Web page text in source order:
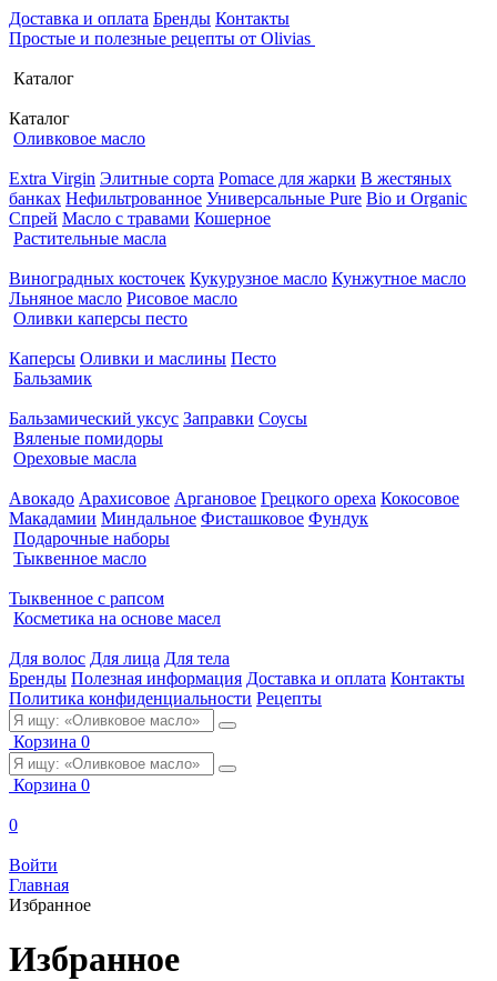
Доставка и оплата Бренды Контакты
Простые и полезные рецепты от Olivias
Каталог
Каталог
Оливковое масло
Extra Virgin Элитные сорта Pomace для жарки В жестяных
банках Нефильтрованное Универсальные Pure Bio и Organic
Спрей Масло с травами Кошерное
Растительные масла
Виноградных косточек Кукурузное масло Кунжутное масло
Льняное масло Рисовое масло
Оливки каперсы песто
Каперсы Оливки и маслины Песто
Бальзамик
Бальзамический уксус Заправки Соусы
Вяленые помидоры
Ореховые масла
Авокадо Арахисовое Аргановое Грецкого ореха Кокосовое
Макадамии Миндальное Фисташковое Фундук
Подарочные наборы
Тыквенное масло
Тыквенное с рапсом
Косметика на основе масел
Для волос Для лица Для тела
Бренды Полезная информация Доставка и оплата Контакты
Политика конфиденциальности Рецепты
Корзина 0
Корзина 0
0
Войти
Главная
Избранное
Избранное